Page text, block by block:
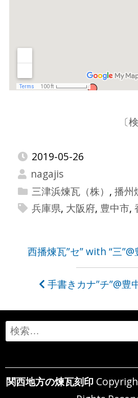
〔
2019-05-26
nagajis
三津浜煉瓦（株） , 播州
兵庫県, 大阪府, 豊中市,
ビ
ゲ
ー
シ
ョ
西播煉瓦”セ” with “三
手書きカナ”チ”@豊
Search
for:
関西地方の煉瓦刻印